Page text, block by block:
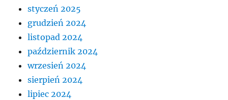
styczeń 2025
grudzień 2024
listopad 2024
październik 2024
wrzesień 2024
sierpień 2024
lipiec 2024